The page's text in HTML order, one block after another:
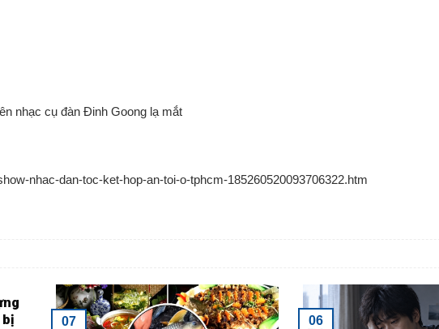
nhạc cụ đàn Đinh Goong lạ mắt
nhac-dan-toc-ket-hop-an-toi-o-tphcm-185260520093706322.htm
bị
07 06